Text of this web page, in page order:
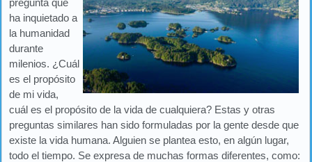
pregunta que
ha inquietado a
la humanidad
durante
milenios. ¿Cuál
es el propósito
de mi vida,
cuál es el propósito de la vida de cualquiera? Estas y otras
preguntas similares han sido formuladas por la gente desde que
existe la vida humana. Alguien se plantea esto, en algún lugar,
todo el tiempo. Se expresa de muchas formas diferentes, como: